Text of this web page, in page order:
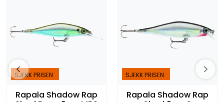
SJEKK PRISEN
Rapala Shadow Rap
SJEKK PRISEN
Rapala Shadow Rap